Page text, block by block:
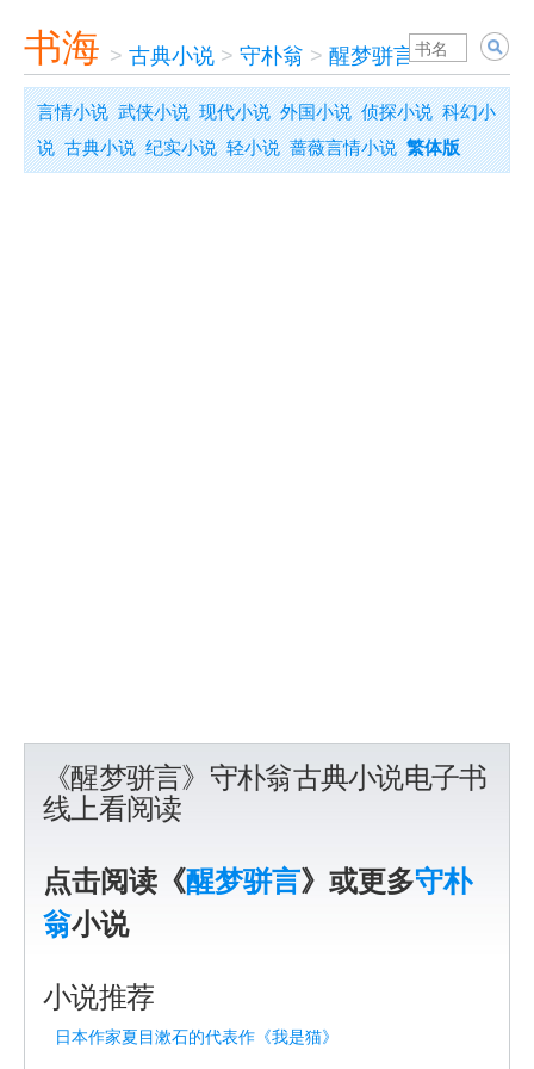
书海 > 古典小说 > 守朴翁 > 醒梦骈言
言情小说 武侠小说 现代小说 外国小说 侦探小说 科幻小
说 古典小说 纪实小说 轻小说 蔷薇言情小说 繁体版
《醒梦骈言》守朴翁古典小说电子书
线上看阅读
点击阅读《醒梦骈言》或更多守朴
翁小说
小说推荐
日本作家夏目漱石的代表作《我是猫》